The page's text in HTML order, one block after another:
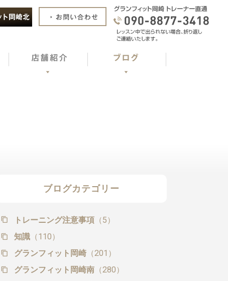
ブログカテゴリー
トレーニング注意事項 （5）
知識 （110）
グランフィット岡崎 （201）
グランフィット岡崎南 （280）